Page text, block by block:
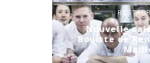
Nouvelle
Bouitte de